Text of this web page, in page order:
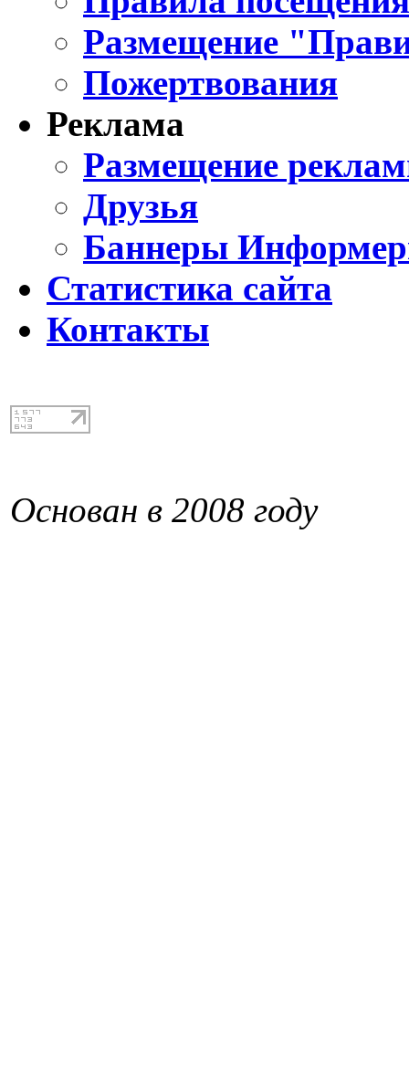
Размещение
Пожертвования
Реклама
Размещение
Друзья
Баннеры
Статистика сайта
Контакты
Основан в 2008 году